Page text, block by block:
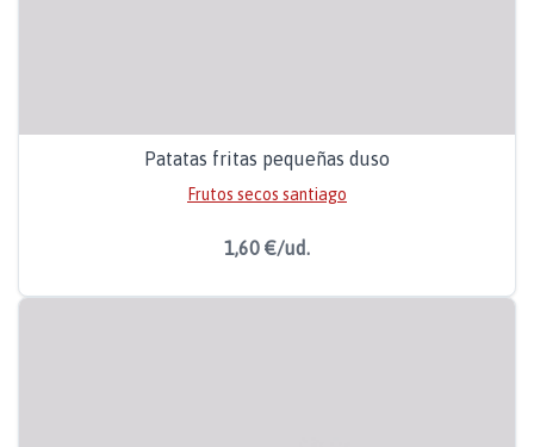
Patatas fritas pequeñas duso
Frutos secos santiago
1,60 €/ud.